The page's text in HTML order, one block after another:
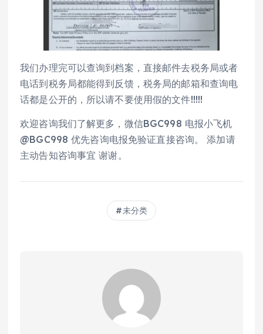
我们办理完可以查询到档案，直接邮件去税务局或者
电话到税务局都能得到反馈，税务局的邮箱和查询电
话都是公开的，所以请不要使用假的文件!!!!!
欢迎咨询我们了解更多，微信BGC998 电报小飞机
@BGC998 优先咨询电报免验证直接咨询。 添加请
主动告知咨询事宜 谢谢。
未分类